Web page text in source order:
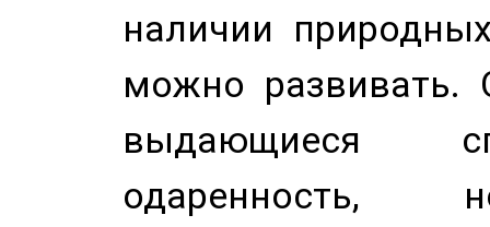
наличии
можно развивать.
выдающиеся
одаренность,